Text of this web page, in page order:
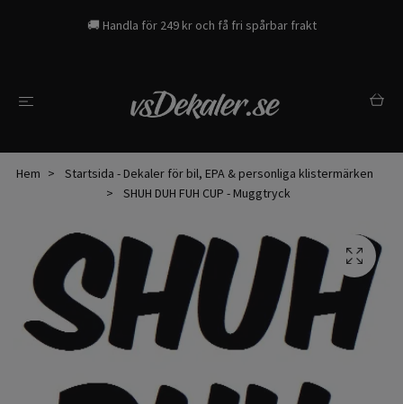
🚚 Handla för 249 kr och få fri spårbar frakt
Hem
Startsida - Dekaler för bil, EPA & personliga klistermärken
SHUH DUH FUH CUP - Muggtryck